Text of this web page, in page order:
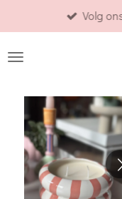
direct
naar
hoofdinhoud
Volg